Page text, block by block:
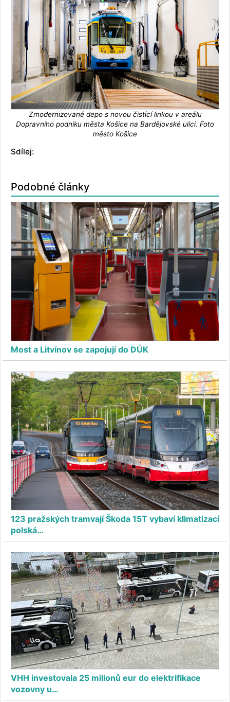
Zmodernizované depo s novou čistící linkou v areálu
Dopravního podniku města Košice na Bardějovské ulici. Foto
město Košice
Sdílej:
Podobné články
Most a Litvínov se zapojují do DÚK
123 pražských tramvají Škoda 15T vybaví klimatizací
polská…
VHH investovala 25 milionů eur do elektrifikace
vozovny u…